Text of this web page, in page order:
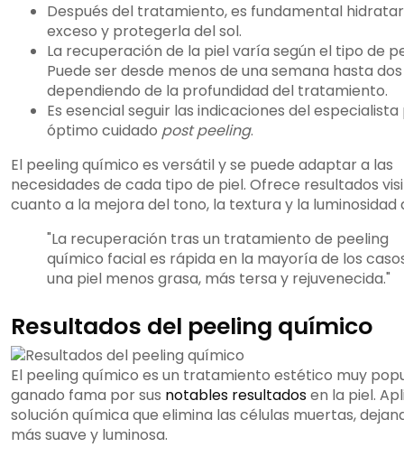
Después del tratamiento, es fundamental
exceso y protegerla del sol.
La recuperación de la piel varía según el tipo de
Puede ser desde menos de una semana hasta
dependiendo de la profundidad del tratamiento.
Es esencial seguir las indicaciones del
óptimo cuidado post peeling.
El peeling químico es versátil y se puede adaptar a las
necesidades de cada tipo de piel. Ofrece resultados
cuanto a la mejora del tono, la textura y la luminosidad
"La recuperación tras un tratamiento de peeling
químico facial es rápida en la mayoría de los
una piel menos grasa, más tersa y rejuvenecida."
Resultados del peeling químico
El peeling químico es un tratamiento estético muy
ganado fama por sus notables resultadosen la piel.
solución química que elimina las células muertas,
más suave y luminosa.